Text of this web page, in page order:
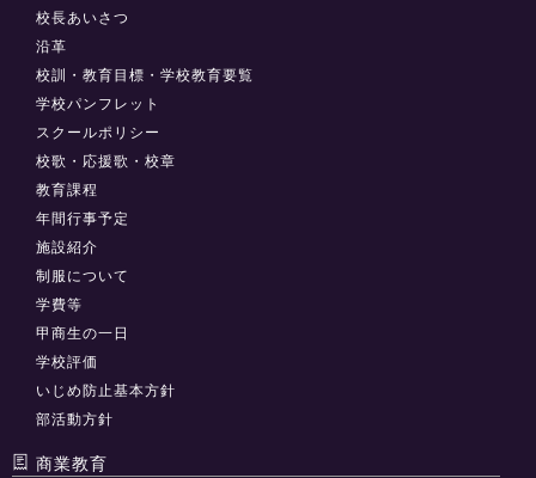
校長あいさつ
沿革
校訓・教育目標・学校教育要覧
学校パンフレット
スクールポリシー
校歌・応援歌・校章
教育課程
年間行事予定
施設紹介
制服について
学費等
甲商生の一日
学校評価
いじめ防止基本方針
部活動方針
商業教育